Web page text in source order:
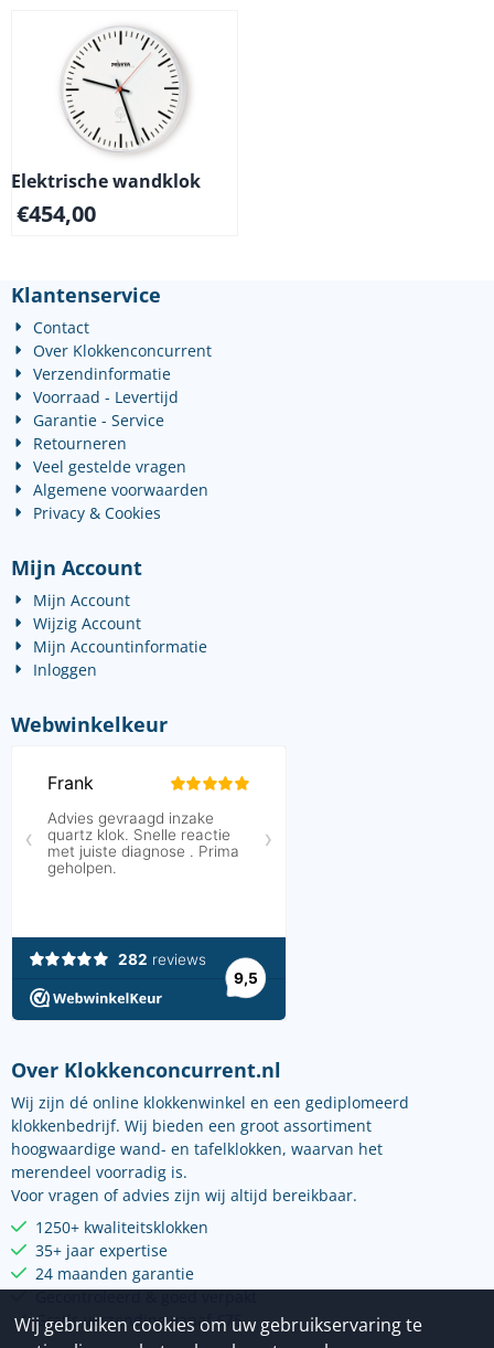
Elektrische wandklok
€454,00
Klantenservice
Contact
Over Klokkenconcurrent
Verzendinformatie
Voorraad - Levertijd
Garantie - Service
Retourneren
Veel gestelde vragen
Algemene voorwaarden
Privacy & Cookies
Mijn Account
Mijn Account
Wijzig Account
Mijn Accountinformatie
Inloggen
Webwinkelkeur
Over Klokkenconcurrent.nl
Wij zijn dé online klokkenwinkel en een gediplomeerd
klokkenbedrijf. Wij bieden een groot assortiment
hoogwaardige wand- en tafelklokken, waarvan het
merendeel voorradig is.
Voor vragen of advies zijn wij altijd bereikbaar.
1250+ kwaliteitsklokken
35+ jaar expertise
24 maanden garantie
Gecontroleerd & goed verpakt
Gratis verzending vanaf €75
Wij gebruiken cookies om uw gebruikservaring te